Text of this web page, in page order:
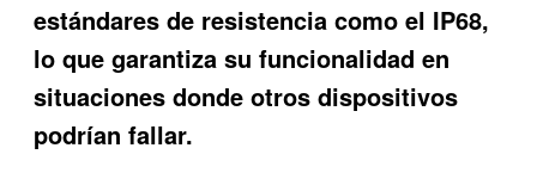
estándares de resistencia como el IP68,
lo que garantiza su funcionalidad en
situaciones donde otros dispositivos
podrían fallar.